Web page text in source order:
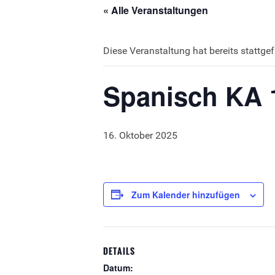
« Alle Veranstaltungen
Diese Veranstaltung hat bereits
Spanisch KA
16. Oktober 2025
Zum Kalender hinzufügen
DETAILS
Datum: